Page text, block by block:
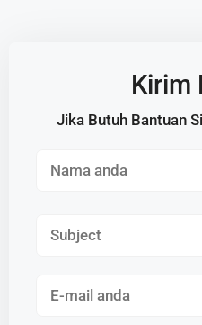
Kirim
Jika Butuh Bantuan